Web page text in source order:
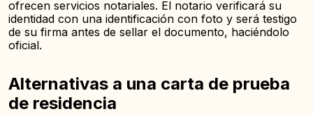
ofrecen servicios notariales. El notario verificará su
identidad con una identificación con foto y será testigo
de su firma antes de sellar el documento, haciéndolo
oficial.
Alternativas a una carta de prueba
de residencia